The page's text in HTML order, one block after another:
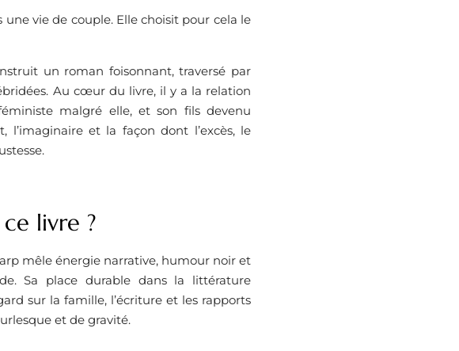
une vie de couple. Elle choisit pour cela le
un roman foisonnant, traversé par
Au cœur du livre, il y a la relation
malgré elle, et son fils devenu
l’imaginaire et la façon dont l’excès, le
livre ?
mêle énergie narrative, humour noir et
Sa place durable dans la littérature
sur la famille, l’écriture et les rapports
et de gravité.